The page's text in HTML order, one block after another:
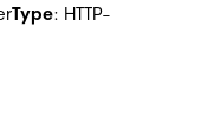
Type: HTTP-